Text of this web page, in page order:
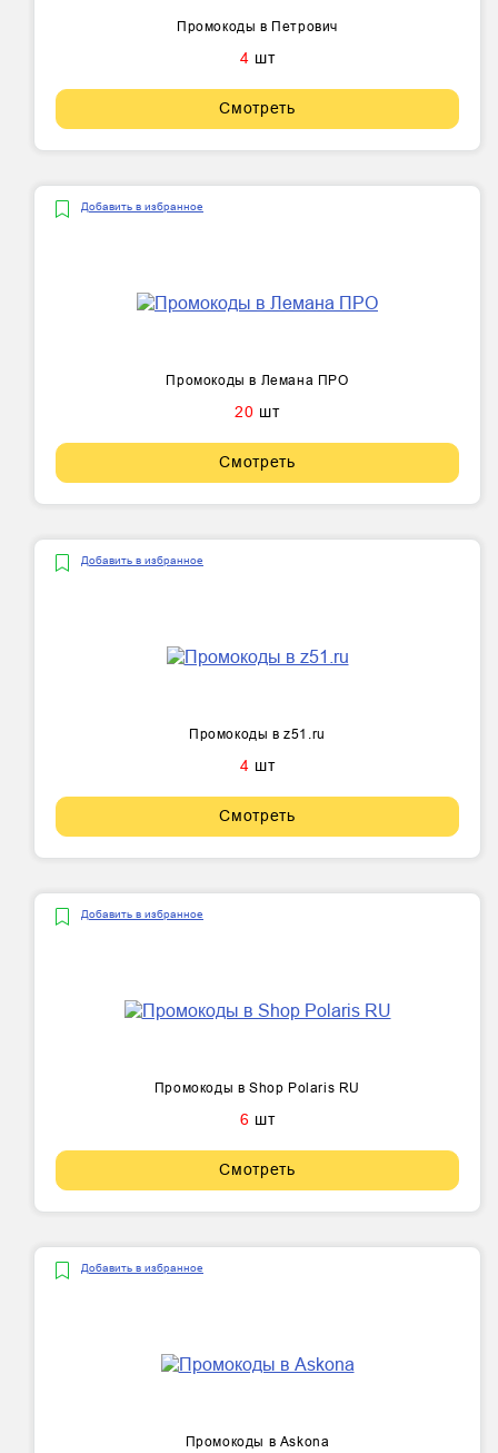
Промокоды в Петрович
4 шт
Смотреть
Добавить в избранное
Промокоды в Лемана ПРО
20 шт
Смотреть
Добавить в избранное
Промокоды в z51.ru
4 шт
Смотреть
Добавить в избранное
Промокоды в Shop Polaris RU
6 шт
Смотреть
Добавить в избранное
Промокоды в Askona